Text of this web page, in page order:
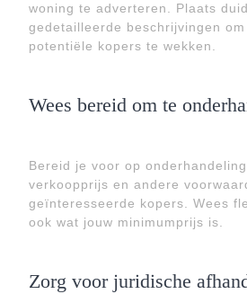
woning te adverteren. Plaats
gedetailleerde beschrijvingen
potentiële kopers te wekken.
Wees bereid om te
Bereid je voor op
verkoopprijs en andere
geïnteresseerde kopers. Wees
ook wat jouw minimumprijs is.
Zorg voor juridische